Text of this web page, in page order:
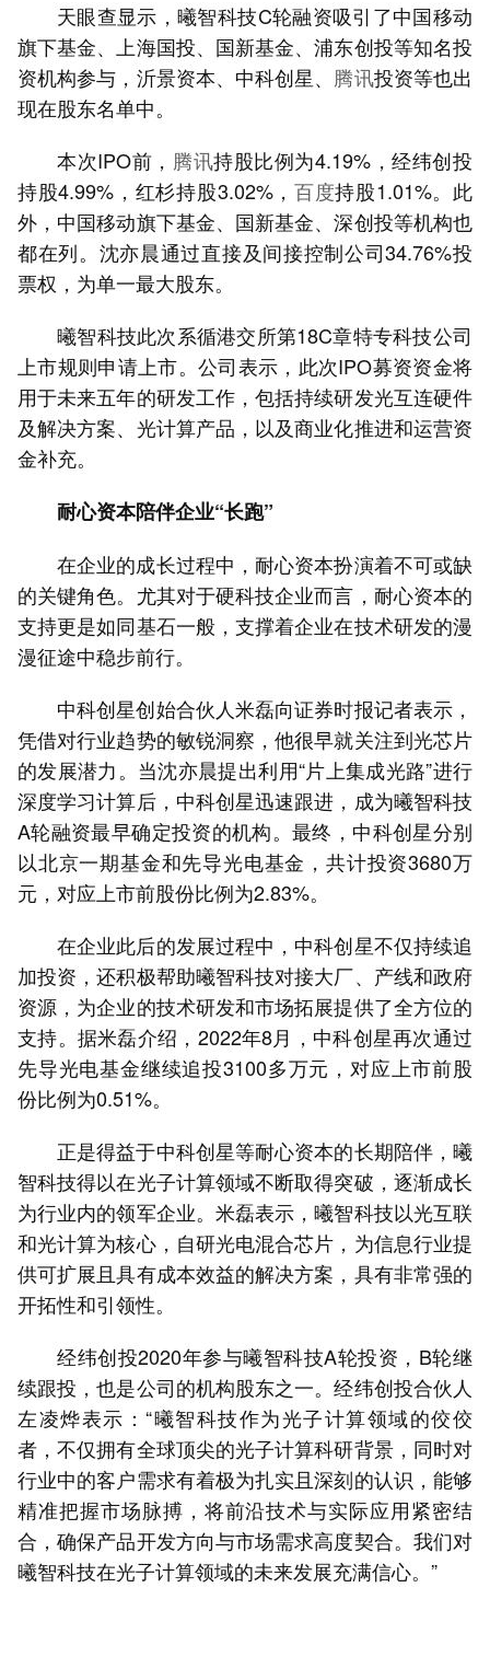
天眼查显示，曦智科技C轮融资吸引了中国移动
旗下基金、上海国投、国新基金、浦东创投等知名投
资机构参与，沂景资本、中科创星、 腾讯投资等也出
现在股东名单中。
本次IPO前， 腾讯持股比例为4.19%，经纬创投
持股4.99%，红杉持股3.02%， 百度持股1.01%。此
外，中国移动旗下基金、国新基金、深创投等机构也
都在列。沈亦晨通过直接及间接控制公司34.76%投
票权，为单一最大股东。
曦智科技此次系循港交所第18C章特专科技公司
上市规则申请上市。公司表示，此次IPO募资资金将
用于未来五年的研发工作，包括持续研发光互连硬件
及解决方案、光计算产品，以及商业化推进和运营资
金补充。
耐心资本陪伴企业“长跑”
在企业的成长过程中，耐心资本扮演着不可或缺
的关键角色。尤其对于硬科技企业而言，耐心资本的
支持更是如同基石一般，支撑着企业在技术研发的漫
漫征途中稳步前行。
中科创星创始合伙人米磊向证券时报记者表示，
凭借对行业趋势的敏锐洞察，他很早就关注到光芯片
的发展潜力。当沈亦晨提出利用“片上集成光路”进行
深度学习计算后，中科创星迅速跟进，成为曦智科技
A轮融资最早确定投资的机构。最终，中科创星分别
以北京一期基金和先导光电基金，共计投资3680万
元，对应上市前股份比例为2.83%。
在企业此后的发展过程中，中科创星不仅持续追
加投资，还积极帮助曦智科技对接大厂、产线和政府
资源，为企业的技术研发和市场拓展提供了全方位的
支持。据米磊介绍，2022年8月，中科创星再次通过
先导光电基金继续追投3100多万元，对应上市前股
份比例为0.51%。
正是得益于中科创星等耐心资本的长期陪伴，曦
智科技得以在光子计算领域不断取得突破，逐渐成长
为行业内的领军企业。米磊表示，曦智科技以光互联
和光计算为核心，自研光电混合芯片，为信息行业提
供可扩展且具有成本效益的解决方案，具有非常强的
开拓性和引领性。
经纬创投2020年参与曦智科技A轮投资，B轮继
续跟投，也是公司的机构股东之一。经纬创投合伙人
左凌烨表示：“曦智科技作为光子计算领域的佼佼
者，不仅拥有全球顶尖的光子计算科研背景，同时对
行业中的客户需求有着极为扎实且深刻的认识，能够
精准把握市场脉搏，将前沿技术与实际应用紧密结
合，确保产品开发方向与市场需求高度契合。我们对
曦智科技在光子计算领域的未来发展充满信心。”